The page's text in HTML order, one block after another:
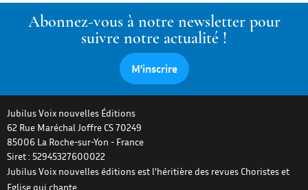
Abonnez-vous à notre newsletter pour
suivre notre actualité !
M’inscrire
Jubilus Voix nouvelles Éditions
62 Rue Maréchal Joffre CS 70249
85006 La Roche-sur-Yon - France
Siret : 52945327600022
Jubilus Voix nouvelles éditions est l'héritière des revues Choristes et
Eglise qui chante.